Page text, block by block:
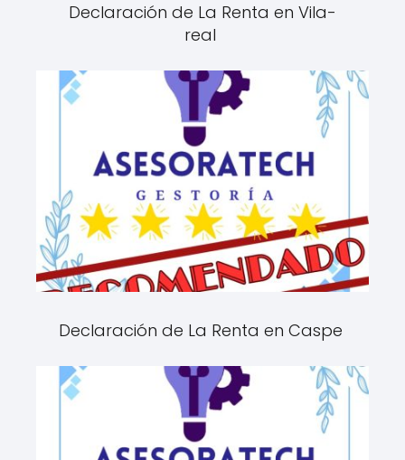
Declaración de La Renta en Vila-
real
Declaración de La Renta en Caspe